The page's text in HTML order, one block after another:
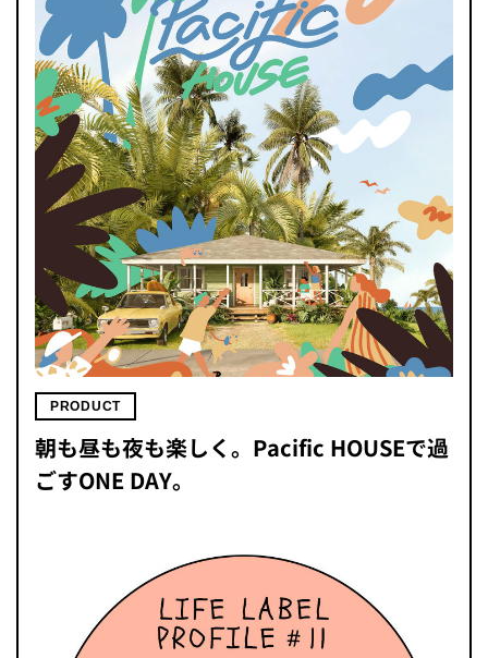
PRODUCT
朝も昼も夜も楽しく。Pacific HOUSEで過
ごすONE DAY。